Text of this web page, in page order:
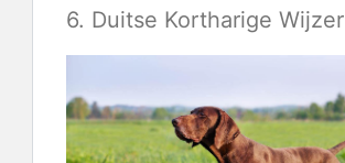
6. Duitse Kortharige Wijzer